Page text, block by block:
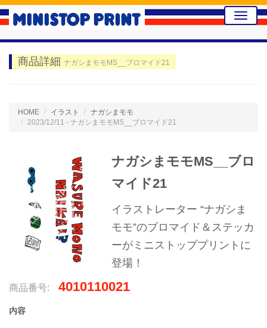
Toggle
商品詳細 ナガシまモモMS__ブロマイド21
HOME イラスト
ナガシまモモ
2023/12/11 - ナガシまモモMS__ブロマイド21
ナガシまモモMS__ブロ
マイド21
イラストレーター “ナガシま
モモ”のブロマイド＆ステッカ
ーがミニストッププリントに
登場！
商品番号: 4010110021
内容